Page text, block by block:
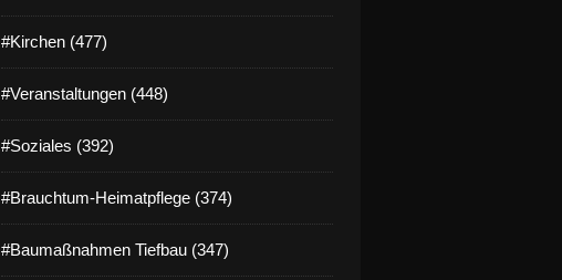
#Kirchen (477)
#Veranstaltungen (448)
#Soziales (392)
#Brauchtum-Heimatpflege (374)
#Baumaßnahmen Tiefbau (347)